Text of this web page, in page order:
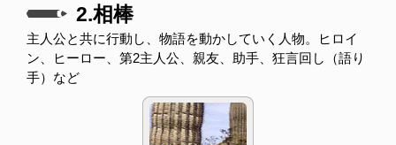
2.相棒
主人公と共に行動し、物語を動かしていく人物。ヒロイ
ン、ヒーロー、第2主人公、親友、助手、狂言回し（語り
手）など